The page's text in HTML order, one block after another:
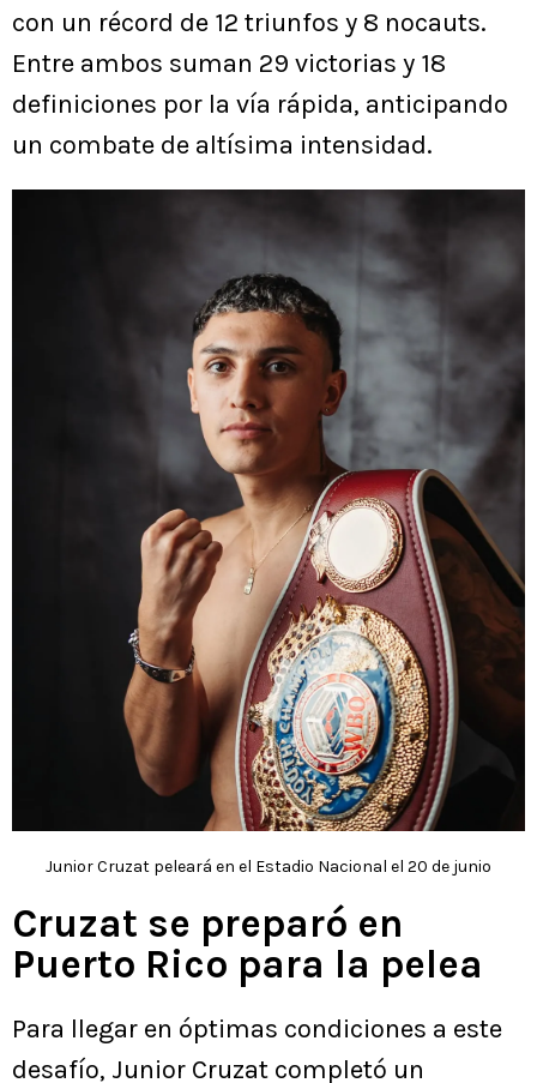
con un récord de 12 triunfos y 8 nocauts.
Entre ambos suman 29 victorias y 18
definiciones por la vía rápida, anticipando
un combate de altísima intensidad.
Junior Cruzat peleará en el Estadio Nacional el 20 de junio
Cruzat se preparó en
Puerto Rico para la pelea
Para llegar en óptimas condiciones a este
desafío, Junior Cruzat completó un